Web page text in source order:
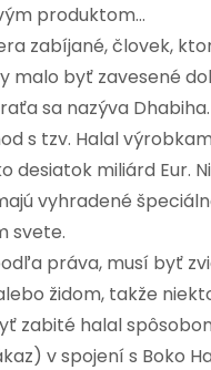
produktom…
zabíjané, človek,
malo byť zavesené
sa nazýva Dhabiha.
s tzv. Halal
desiatok miliárd Eur.
vyhradené
svete.
práva, musí byť
židom, takže
zabité halal
v spojení s Boko